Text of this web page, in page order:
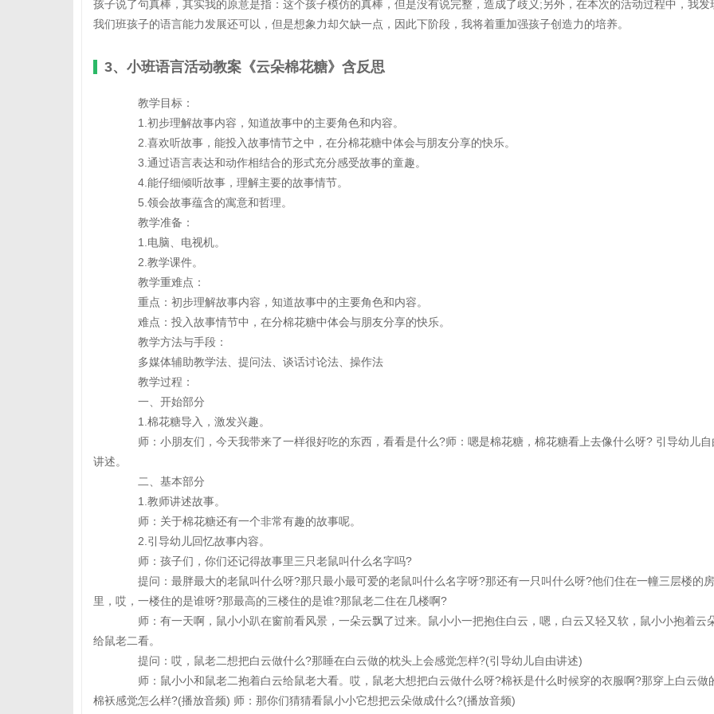
孩子说了句真棒，其实我的原意是指：这个孩子模仿的真棒，但是没有说完整，造成了歧义;另外，在本次的活动过程中，我发
我们班孩子的语言能力发展还可以，但是想象力却欠缺一点，因此下阶段，我将着重加强孩子创造力的培养。
3、小班语言活动教案《云朵棉花糖》含反思
教学目标：
1.初步理解故事内容，知道故事中的主要角色和内容。
2.喜欢听故事，能投入故事情节之中，在分棉花糖中体会与朋友分享的快乐。
3.通过语言表达和动作相结合的形式充分感受故事的童趣。
4.能仔细倾听故事，理解主要的故事情节。
5.领会故事蕴含的寓意和哲理。
教学准备：
1.电脑、电视机。
2.教学课件。
教学重难点：
重点：初步理解故事内容，知道故事中的主要角色和内容。
难点：投入故事情节中，在分棉花糖中体会与朋友分享的快乐。
教学方法与手段：
多媒体辅助教学法、提问法、谈话讨论法、操作法
教学过程：
一、开始部分
1.棉花糖导入，激发兴趣。
师：小朋友们，今天我带来了一样很好吃的东西，看看是什么?师：嗯是棉花糖，棉花糖看上去像什么呀? 引导幼儿自
讲述。
二、基本部分
1.教师讲述故事。
师：关于棉花糖还有一个非常有趣的故事呢。
2.引导幼儿回忆故事内容。
师：孩子们，你们还记得故事里三只老鼠叫什么名字吗?
提问：最胖最大的老鼠叫什么呀?那只最小最可爱的老鼠叫什么名字呀?那还有一只叫什么呀?他们住在一幢三层楼的
里，哎，一楼住的是谁呀?那最高的三楼住的是谁?那鼠老二住在几楼啊?
师：有一天啊，鼠小小趴在窗前看风景，一朵云飘了过来。鼠小小一把抱住白云，嗯，白云又轻又软，鼠小小抱着云
给鼠老二看。
提问：哎，鼠老二想把白云做什么?那睡在白云做的枕头上会感觉怎样?(引导幼儿自由讲述)
师：鼠小小和鼠老二抱着白云给鼠老大看。哎，鼠老大想把白云做什么呀?棉袄是什么时候穿的衣服啊?那穿上白云做
棉袄感觉怎么样?(播放音频) 师：那你们猜猜看鼠小小它想把云朵做成什么?(播放音频)